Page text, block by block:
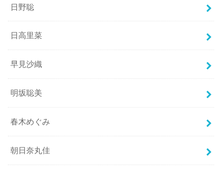
日野聡
日高里菜
早見沙織
明坂聡美
春木めぐみ
朝日奈丸佳